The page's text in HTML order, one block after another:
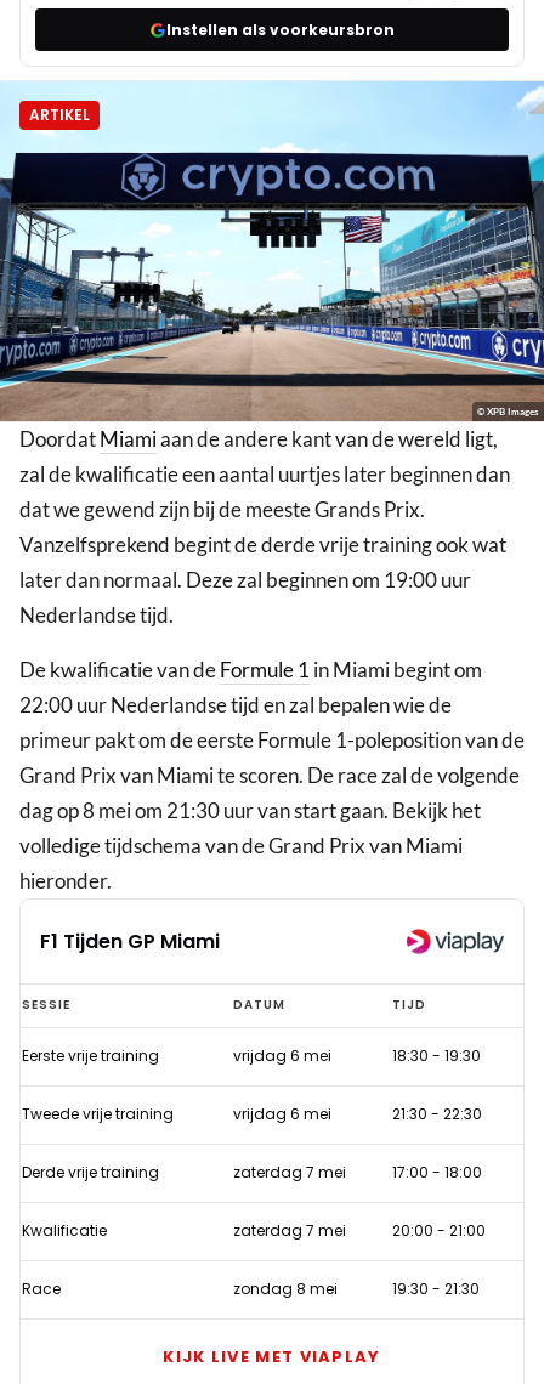
Instellen als voorkeursbron
ARTIKEL
© XPB Images
DoordatMiamiaan de andere kant van de wereld ligt,
zal de kwalificatie een aantal uurtjes later beginnen dan
dat we gewend zijn bij de meeste Grands Prix.
Vanzelfsprekend begint de derde vrije training ook wat
later dan normaal. Deze zal beginnen om 19:00 uur
Nederlandse tijd.
De kwalificatie van deFormule 1 in Miami begint om
22:00 uur Nederlandse tijd en zal bepalen wie de
primeur pakt om de eerste Formule 1-poleposition van de
Grand Prix van Miami te scoren. De race zal de volgende
dag op 8 mei om 21:30 uur van start gaan. Bekijk het
volledige tijdschema van de Grand Prix van Miami
hieronder.
F1 Tijden GP Miami
F1
Tijden
GP
Miami
SESSIE DATUM TIJD
Eerste vrije training vrijdag 6 mei 18:30 - 19:30
Tweede vrije training vrijdag 6 mei 21:30 - 22:30
Derde vrije training zaterdag 7 mei 17:00 - 18:00
Kwalificatie zaterdag 7 mei 20:00 - 21:00
Race zondag 8 mei 19:30 - 21:30
KIJK LIVE MET VIAPLAY